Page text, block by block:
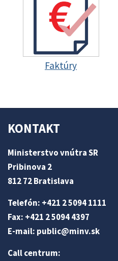
Faktúry
KONTAKT
Ministerstvo vnútra SR
Pribinova 2
812 72 Bratislava
Telefón: +421 2 5094 1111
Fax: +421 2 5094 4397
E-mail: public@minv.sk
Call centrum: